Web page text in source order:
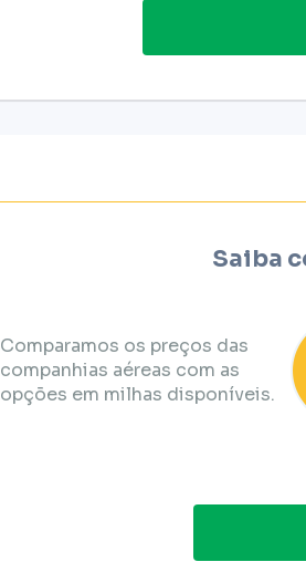
Saiba
Comparamos os preços das
companhias aéreas com as
opções em milhas disponíveis.